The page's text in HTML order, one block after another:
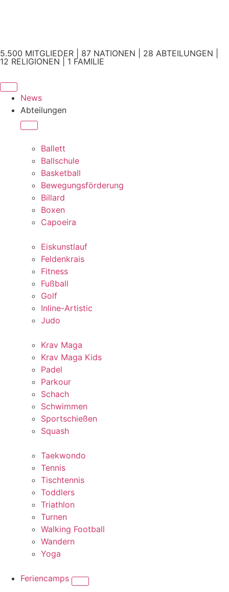
5.500 MITGLIEDER | 87 NATIONEN | 28 ABTEILUNGEN |
12 RELIGIONEN | 1 FAMILIE
News
Abteilungen
Ballett
Ballschule
Basketball
Bewegungsförderung
Billard
Boxen
Capoeira
Eiskunstlauf
Feldenkrais
Fitness
Fußball
Golf
Inline-Artistic
Judo
Krav Maga
Krav Maga Kids
Padel
Parkour
Schach
Schwimmen
Sportschießen
Squash
Taekwondo
Tennis
Tischtennis
Toddlers
Triathlon
Turnen
Walking Football
Wandern
Yoga
Feriencamps